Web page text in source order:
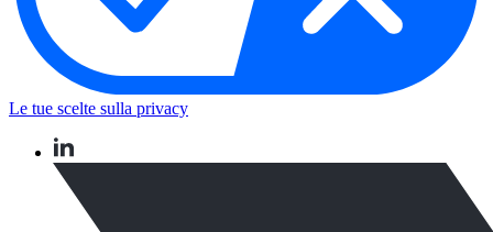
Le tue scelte sulla privacy